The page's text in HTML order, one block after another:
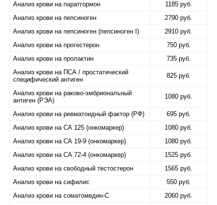
Анализ крови на паратгормон
1185 руб.
Анализ крови на пепсиноген
2790 руб.
Анализ крови на пепсиноген (пепсиноген I)
2910 руб.
Анализ крови на прогестерон
750 руб.
Анализ крови на пролактин
735 руб.
Анализ крови на ПСА / простатический
специфический антиген
825 руб.
Анализ крови на раково-эмбриональный
антиген (РЭА)
1080 руб.
Анализ крови на ревматоидный фактор (РФ)
695 руб.
Анализ крови на СА 125 (онкомаркер)
1080 руб.
Анализ крови на СА 19-9 (онкомаркер)
1080 руб.
Анализ крови на СА 72-4 (онкомаркер)
1525 руб.
Анализ крови на свободный тестостерон
1565 руб.
Анализ крови на сифилис
550 руб.
Анализ крови на соматомедин-С
2060 руб.